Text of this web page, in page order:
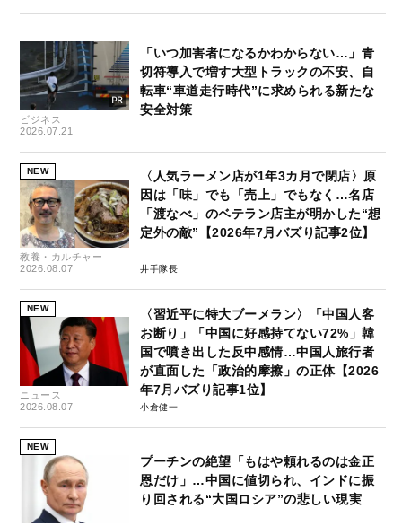
ビジネス
2026.07.21
「いつ加害者になるかわからない…」青
切符導入で増す大型トラックの不安、自
転車“車道走行時代”に求められる新たな
安全対策
NEW
教養・カルチャー
2026.08.07
〈人気ラーメン店が1年3カ月で閉店〉原
因は「味」でも「売上」でもなく…名店
「渡なべ」のベテラン店主が明かした“想
定外の敵”【2026年7月バズり記事2位】
井手隊長
NEW
ニュース
2026.08.07
〈習近平に特大ブーメラン〉「中国人客
お断り」「中国に好感持てない72%」韓
国で噴き出した反中感情…中国人旅行者
が直面した「政治的摩擦」の正体【2026
年7月バズり記事1位】
小倉健一
NEW
プーチンの絶望「もはや頼れるのは金正
恩だけ」…中国に値切られ、インドに振
り回される“大国ロシア”の悲しい現実